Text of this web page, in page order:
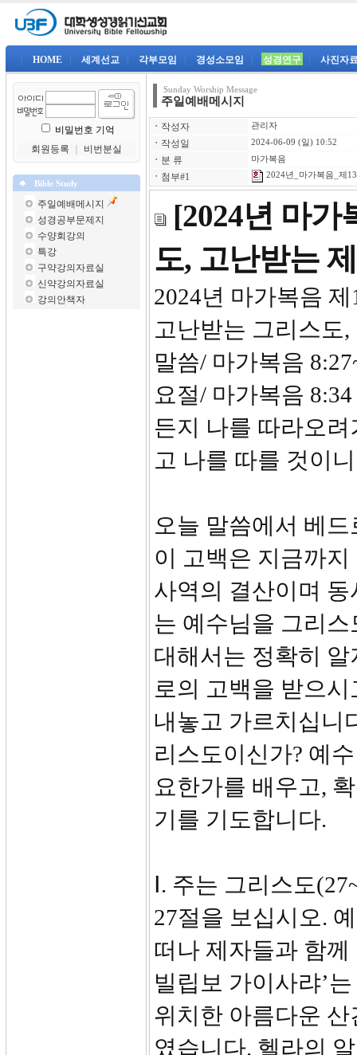
HOME 세계선교 각부모임 경성소모임 성경연구 사진자
비밀번호 기억
회원등록
비번분실
Bible Study
주일예배메시지
성경공부문제지
수양회강의
특강
구약강의자료실
신약강의자료실
강의안책자
Sunday Worship Message
주일예배메시지
ㆍ 작성자 관리자
ㆍ 작성일 2024-06-09 (일) 10:52
ㆍ 분 류 마가복음
ㆍ 첨부#1 2024년_마가복음_제
[2024년 마가
도, 고난받는
2024년 마가
고난받는 그리스도
말씀/ 마가복음
요절/ 마가복음
든지 나를 따라오
고 나를 따를 것이
오늘 말씀에서 베
이 고백은 지금까
사역의 결산이며
는 예수님을 그리
대해서는 정확히
로의 고백을 받으
내놓고 가르치십니
리스도이신가? 예
요한가를 배우고,
기를 기도합니다.
Ⅰ. 주는 그리스도
27절을 보십시오.
떠나 제자들과 함
빌립보 가이사랴’
위치한 아름다운
였습니다. 헬라의